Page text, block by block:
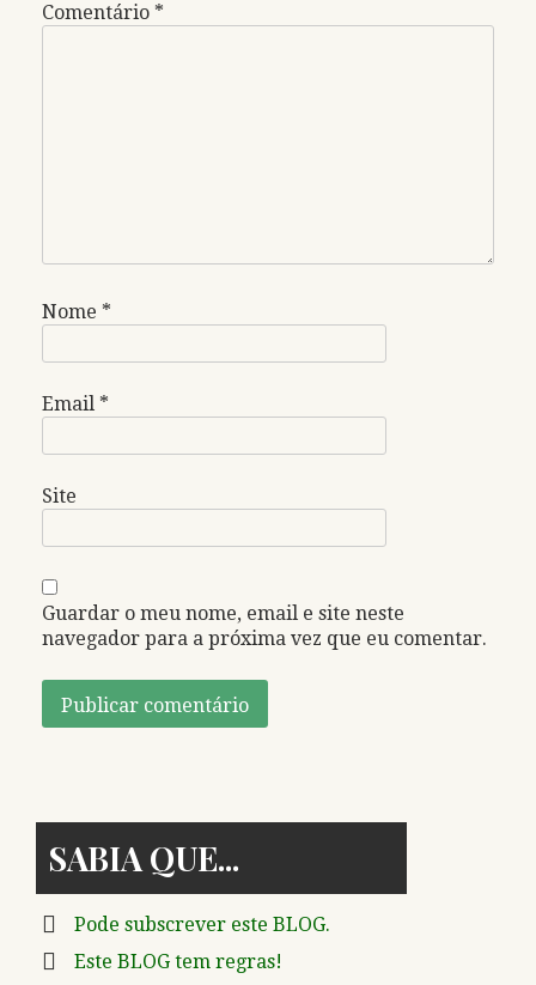
Comentário *
Nome *
Email *
Site
Guardar o meu nome, email e site neste
navegador para a próxima vez que eu comentar.
SABIA QUE
Pode subscrever este BLOG.
Este BLOG tem regras!